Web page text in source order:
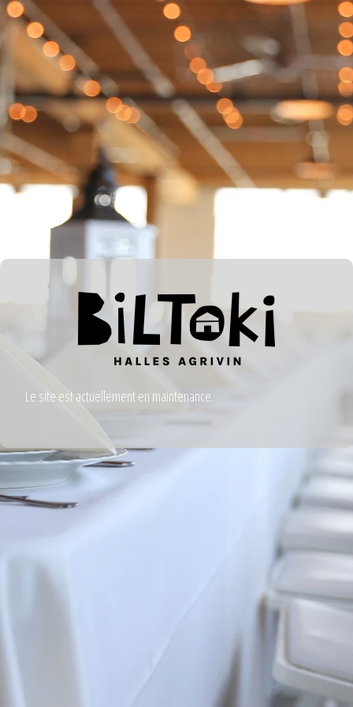
Le site est actuellement en maintenance.